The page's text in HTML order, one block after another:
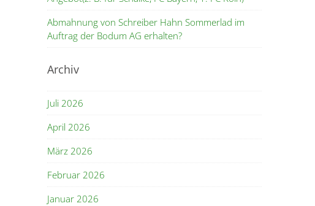
Abmahnung von Schreiber Hahn Sommerlad im
Auftrag der Bodum AG erhalten?
Archiv
Juli 2026
April 2026
März 2026
Februar 2026
Januar 2026